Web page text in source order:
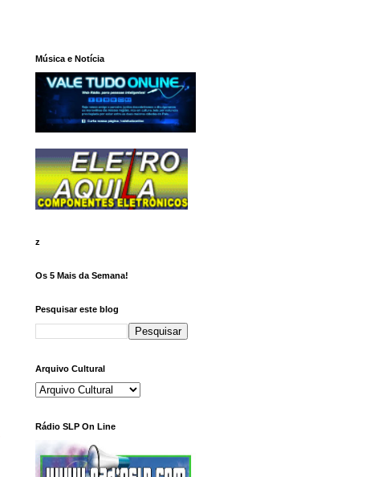
Música e Notícia
z
Os 5 Mais da Semana!
Pesquisar este blog
Arquivo Cultural
Rádio SLP On Line